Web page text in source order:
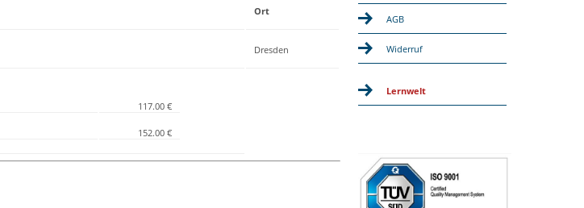
Ort
Dresden
117.00 €
152.00 €
AGB
Widerruf
Lernwelt